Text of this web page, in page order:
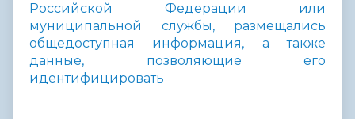
Российской Федерации или
муниципальной службы, размещались
общедоступная информация, а также
данные, позволяющие его
идентифицировать